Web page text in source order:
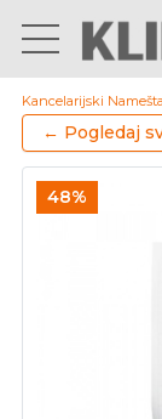
Kancelarijski
← Pogledaj
48%